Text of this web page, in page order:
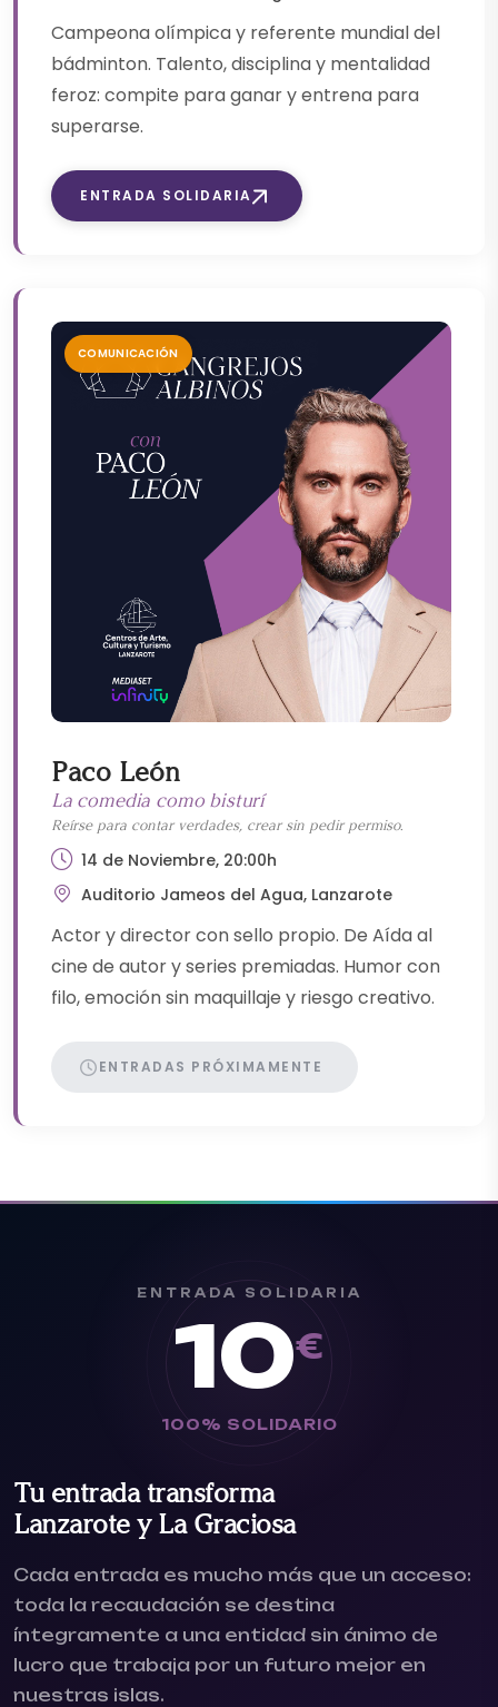
Campeona olímpica y referente mundial del
bádminton. Talento, disciplina y mentalidad
feroz: compite para ganar y entrena para
superarse.
ENTRADA SOLIDARIA
COMUNICACIÓN
Paco León
La comedia como bisturí
Reírse para contar verdades, crear sin pedir permiso.
14 de Noviembre, 20:00h
Auditorio Jameos del Agua, Lanzarote
Actor y director con sello propio. De Aída al
cine de autor y series premiadas. Humor con
filo, emoción sin maquillaje y riesgo creativo.
ENTRADAS PRÓXIMAMENTE
ENTRADA SOLIDARIA
10€
100% SOLIDARIO
Tu entrada transforma
Lanzarote y La Graciosa
Cada entrada es mucho más que un acceso:
toda la recaudación se destina
íntegramente a una entidad sin ánimo de
lucro que trabaja por un futuro mejor en
nuestras islas.